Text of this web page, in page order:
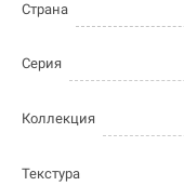
Страна
Серия
Коллекция
Текстура